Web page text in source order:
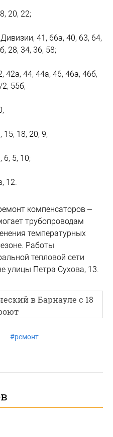
20, 22;
41, 66а, 40, 63, 64,
28, 34, 36, 58;
42а, 44, 44а, 46, 46а, 46б,
55б;
15, 18, 20, 9;
6, 5, 10;
12.
компенсаторов –
трубопроводам
температурных
Работы
тепловой сети
улицы Петра Сухова, 13.
в Барнауле с 18
#ремонт